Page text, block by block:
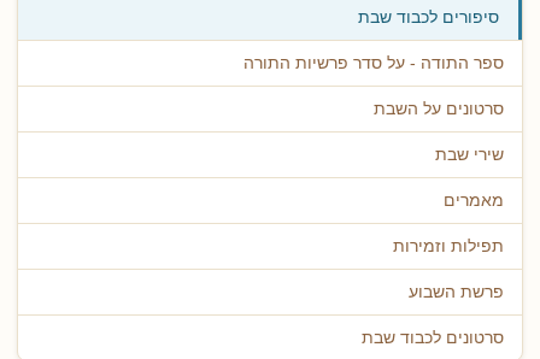
סיפורים לכבוד שבת
ספר התודה - על סדר פרשיות התורה
סרטונים על השבת
שירי שבת
מאמרים
תפילות וזמירות
פרשת השבוע
סרטונים לכבוד שבת